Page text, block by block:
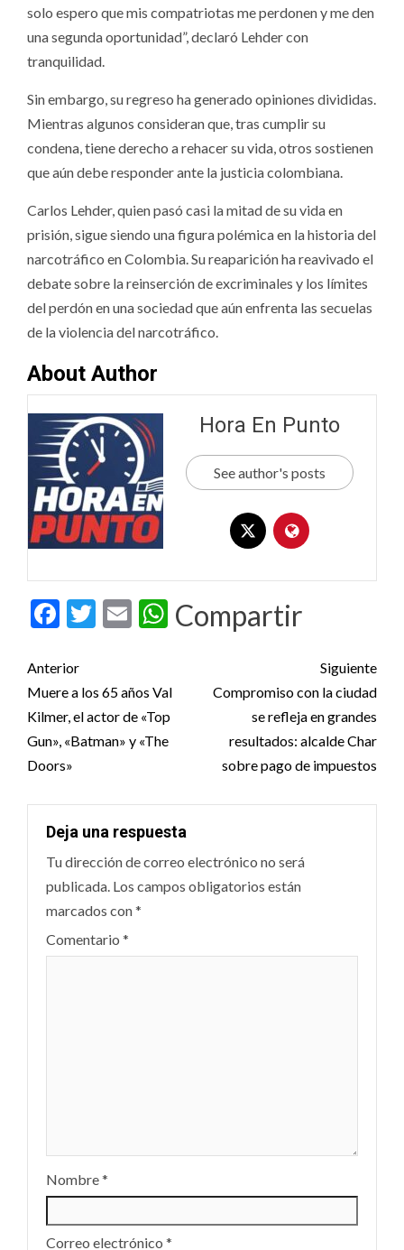
solo espero que mis compatriotas me perdonen y me den
una segunda oportunidad”, declaró Lehder con
tranquilidad.
Sin embargo, su regreso ha generado opiniones divididas.
Mientras algunos consideran que, tras cumplir su
condena, tiene derecho a rehacer su vida, otros sostienen
que aún debe responder ante la justicia colombiana.
Carlos Lehder, quien pasó casi la mitad de su vida en
prisión, sigue siendo una figura polémica en la historia del
narcotráfico en Colombia. Su reaparición ha reavivado el
debate sobre la reinserción de excriminales y los límites
del perdón en una sociedad que aún enfrenta las secuelas
de la violencia del narcotráfico.
About Author
Hora En Punto
See author's posts
Facebook
Twitter
EmailWhatsApp
Compartir
Post
navigation
Anterior
Muere a los 65 años Val
Kilmer, el actor de «Top
Gun», «Batman» y «The
Doors»
Siguiente
Compromiso con la ciudad
se refleja en grandes
resultados: alcalde Char
sobre pago de impuestos
Deja una respuesta
Tu dirección de correo electrónico no será
publicada. Los campos obligatorios están
marcados con*
Comentario *
Nombre*
Correo electrónico *